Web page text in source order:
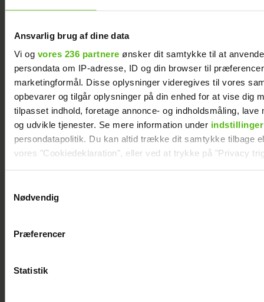
Ansvarlig brug af dine data
Vi og vores 236 partnere ønsker dit samtykke til at
persondata om IP-adresse, ID og din browser til
marketingformål. Disse oplysninger videregives til vores
opbevarer og tilgår oplysninger på din enhed for at vise dig
tilpasset indhold, foretage annonce- og indholdsmåling, lave
og udvikle tjenester. Se mere information under indstillinger
persondatapolitik. Du kan altid trække dit samtykke tilbage
vores "Cookiedeklaration", eller ved at trykke på "Privacy
Vi anvender egne cookies og cookies fra tredjeparter til at
generere statistik og huske dine præferencer samt til brug
Nødvendig
Præferencer
Statistik